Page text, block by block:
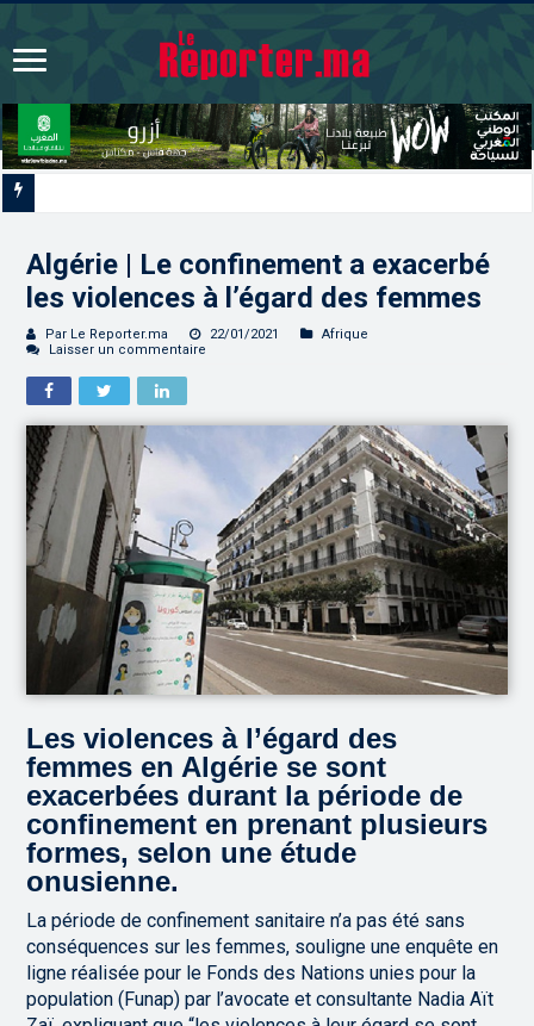
Algérie | Le confinement a exacerbé
les violences à l’égard des femmes
Par Le Reporter.ma 22/01/2021
Afrique
Laisser un commentaire
Les violences à l’égard des
femmes en Algérie se sont
exacerbées durant la période de
confinement en prenant plusieurs
formes, selon une étude
onusienne.
La période de confinement sanitaire n’a pas été sans
conséquences sur les femmes, souligne une enquête en
ligne réalisée pour le Fonds des Nations unies pour la
population (Funap) par l’avocate et consultante Nadia Aït